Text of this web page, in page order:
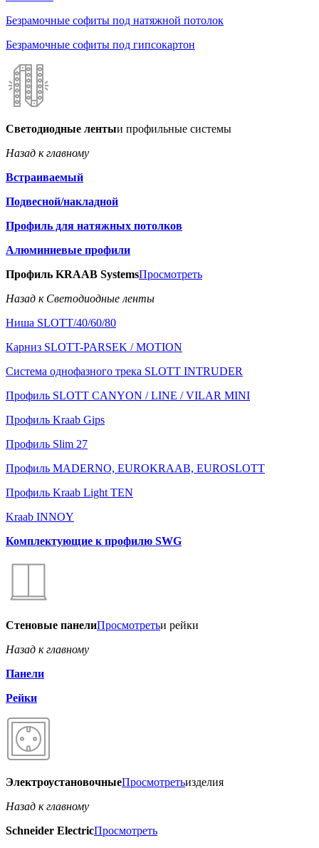
Безрамочные софиты под натяжной потолок
Безрамочные софиты под гипсокартон
Светодиодные лентыи профильные системы
Назад к главному
Встраиваемый
Подвесной/накладной
Профиль для натяжных потолков
Алюминиевые профили
Профиль KRAAB SystemsПросмотреть
Назад к Светодиодные ленты
Ниша SLOTT/40/60/80
Карниз SLOTT-PARSEK / MOTION
Система однофазного трека SLOTT INTRUDER
Профиль SLOTT CANYON / LINE / VILAR MINI
Профиль Kraab Gips
Профиль Slim 27
Профиль MADERNO, EUROKRAAB, EUROSLOTT
Профиль Kraab Light TEN
Kraab INNOY
Комплектующие к профилю SWG
Стеновые панелиПросмотретьи рейки
Назад к главному
Панели
Рейки
ЭлектроустановочныеПросмотретьизделия
Назад к главному
Schneider ElectricПросмотреть